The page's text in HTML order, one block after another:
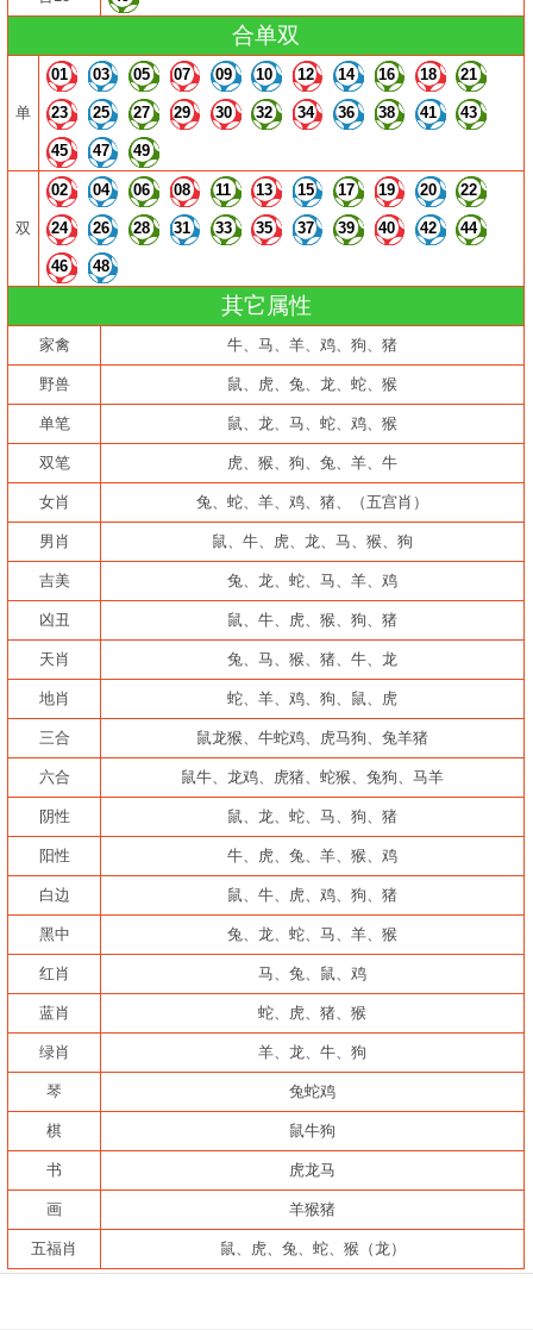
合单双
单
01 03 05 07 09 10 12 14 16 18 21
23 25 27 29 30 32 34 36 38 41 43
45 47 49
双
02 04 06 08 11 13 15 17 19 20 22
24 26 28 31 33 35 37 39 40 42 44
46 48
其它属性
家禽 牛、马、羊、鸡、狗、猪
野兽 鼠、虎、兔、龙、蛇、猴
单笔 鼠、龙、马、蛇、鸡、猴
双笔 虎、猴、狗、兔、羊、牛
女肖 兔、蛇、羊、鸡、猪、（五宫肖）
男肖 鼠、牛、虎、龙、马、猴、狗
吉美 兔、龙、蛇、马、羊、鸡
凶丑 鼠、牛、虎、猴、狗、猪
天肖 兔、马、猴、猪、牛、龙
地肖 蛇、羊、鸡、狗、鼠、虎
三合 鼠龙猴、牛蛇鸡、虎马狗、兔羊猪
六合 鼠牛、龙鸡、虎猪、蛇猴、兔狗、马羊
阴性 鼠、龙、蛇、马、狗、猪
阳性 牛、虎、兔、羊、猴、鸡
白边 鼠、牛、虎、鸡、狗、猪
黑中 兔、龙、蛇、马、羊、猴
红肖 马、兔、鼠、鸡
蓝肖 蛇、虎、猪、猴
绿肖 羊、龙、牛、狗
琴 兔蛇鸡
棋 鼠牛狗
书 虎龙马
画 羊猴猪
五福肖 鼠、虎、兔、蛇、猴（龙）